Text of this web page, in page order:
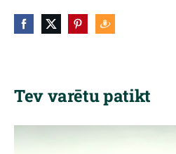
Tev varētu patikt